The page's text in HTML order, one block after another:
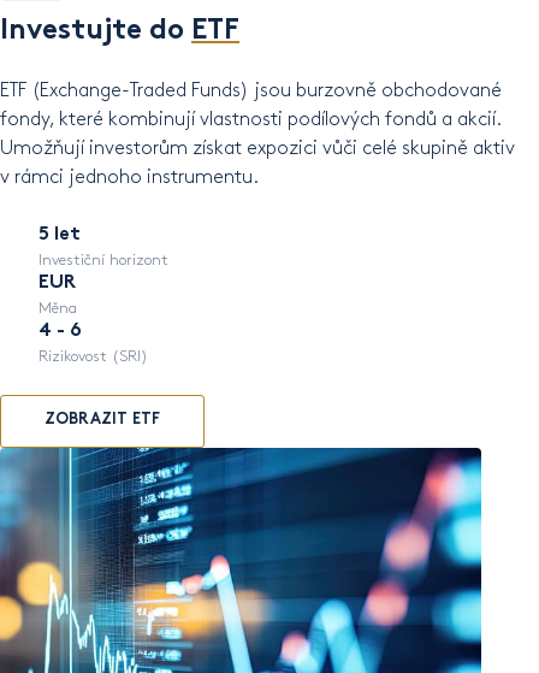
Investujte do ETF
ETF (Exchange-Traded Funds) jsou burzovně obchodované
fondy, které kombinují vlastnosti podílových fondů a akcií.
Umožňují investorům získat expozici vůči celé skupině aktiv
v rámci jednoho instrumentu.
5 let
Investiční horizont
EUR
Měna
4 - 6
Rizikovost (SRI)
ZOBRAZIT ETF